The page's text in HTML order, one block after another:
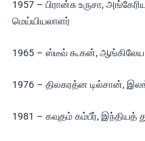
1957 – பிரான்சு உருசா,
மெய்யியலாளர்
1965 – ஸ்டீவ் கூகன், ஆங்கிலேய
1976 – திலகரத்ன டில்சான்,
1981 – கவுதம் கம்பீர், இந்தியத்